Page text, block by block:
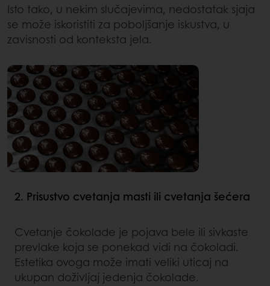
Isto tako, u nekim slučajevima, nedostatak sjaja
se može iskoristiti za poboljšanje iskustva, u
zavisnosti od konteksta jela.
2. Prisustvo cvetanja masti ili cvetanja šećera
Cvetanje čokolade je pojava bele ili sivkaste
prevlake koja se ponekad vidi na čokoladi.
Estetika ovoga može imati veliki uticaj na
ukupan doživljaj jedenja čokolade.